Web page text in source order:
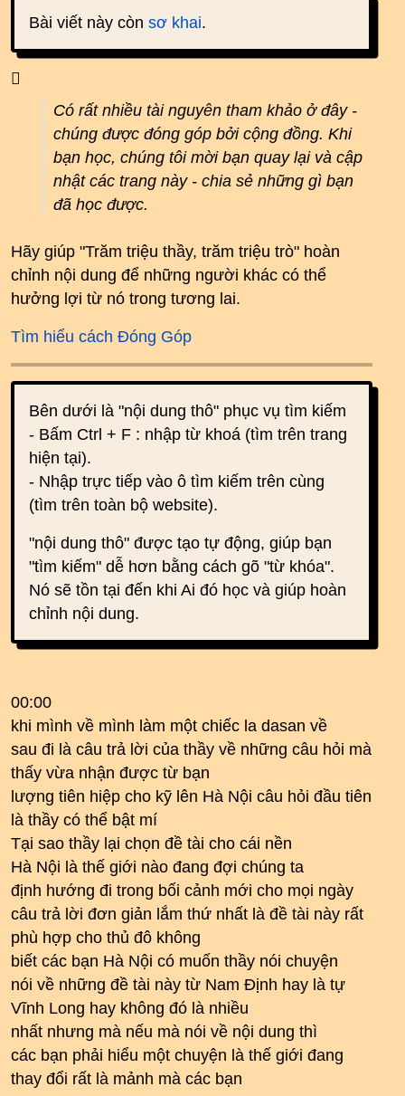
Bài viết này còn sơ khai.
Có rất nhiều tài nguyên tham khảo ở đây -
chúng được đóng góp bởi cộng đồng. Khi
bạn học, chúng tôi mời bạn quay lại và cập
nhật các trang này - chia sẻ những gì bạn
đã học được.
Hãy giúp "Trăm triệu thầy, trăm triệu trò" hoàn
chỉnh nội dung để những người khác có thể
hưởng lợi từ nó trong tương lai.
Tìm hiểu cách Đóng Góp
Bên dưới là "nội dung thô" phục vụ tìm kiếm
- Bấm Ctrl + F : nhập từ khoá (tìm trên trang
hiện tại).
- Nhập trực tiếp vào ô tìm kiếm trên cùng
(tìm trên toàn bộ website).
"nội dung thô" được tạo tự động, giúp bạn
"tìm kiếm" dễ hơn bằng cách gõ "từ khóa".
Nó sẽ tồn tại đến khi Ai đó học và giúp hoàn
chỉnh nội dung.
00:00
khi mình về mình làm một chiếc la dasan về
sau đi là câu trả lời của thầy về những câu hỏi mà
thấy vừa nhận được từ bạn
lượng tiên hiệp cho kỹ lên Hà Nội câu hỏi đầu tiên
là thầy có thể bật mí
Tại sao thầy lại chọn đề tài cho cái nền
Hà Nội là thế giới nào đang đợi chúng ta
định hướng đi trong bối cảnh mới cho mọi ngày
câu trả lời đơn giản lắm thứ nhất là đề tài này rất
phù hợp cho thủ đô không
biết các bạn Hà Nội có muốn thầy nói chuyện
nói về những đề tài này từ Nam Định hay là tự
Vĩnh Long hay không đó là nhiều
nhất nhưng mà nếu mà nói về nội dung thì
các bạn phải hiểu một chuyện là thế giới đang
thay đổi rất là mảnh mà các bạn